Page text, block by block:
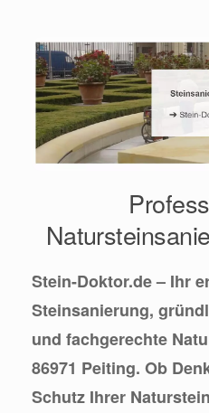
Stein-Doktor.de – Ihr
Steinsanierung,
und fachgerechte
86971 Peiting. Ob
Schutz Ihrer